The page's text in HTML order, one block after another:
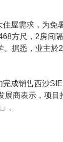
屋需求，为
方尺，2房间
据悉，业主
成销售西沙
商表示，项
。